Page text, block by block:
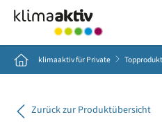
Home klimaaktiv für Private
Zurück zur Produktübersicht